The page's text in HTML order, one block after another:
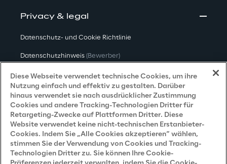
Privacy & legal
Datenschutz- und Cookie Richtlinie
Datenschutzhinweis (Bewerber)
Datenschutzhinweis(Kunden)
Datenschutzhinweis (Dienstleister)
Datenschutzhinweis (Marketing)
Grundsatzerklärung - LKSG(Deutschland)
Accessibility Statement
Diese Webseite verwendet technische Cookies, um ihre
Nutzung einfach und effektiv zu gestalten. Darüber
hinaus verwendet sie nach ausdrücklicher Zustimmung
Cookies und andere Tracking-Technologien Dritter für
Retargeting-Zwecke auf Plattformen Dritter. Diese
Website verwendet keine nicht-technischen Erstanbieter-
Cookies. Indem Sie „Alle Cookies akzeptieren“ wählen,
stimmen Sie der Verwendung von Cookies und Tracking-
Technologien Dritter zu. Sie können Ihre Cookie-